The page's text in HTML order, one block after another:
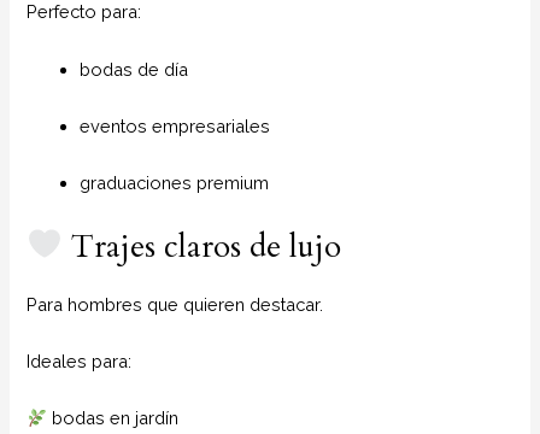
Perfecto para:
bodas de día
eventos empresariales
graduaciones premium
Trajes claros de lujo
Para hombres que quieren destacar.
Ideales para:
bodas en jardín